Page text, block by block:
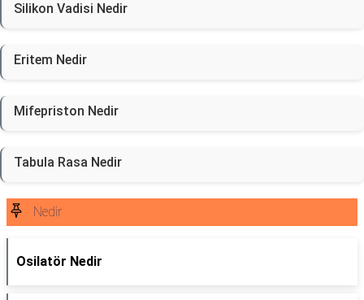
Silikon Vadisi Nedir
Eritem Nedir
Mifepriston Nedir
Tabula Rasa Nedir
Nedir
Osilatör Nedir